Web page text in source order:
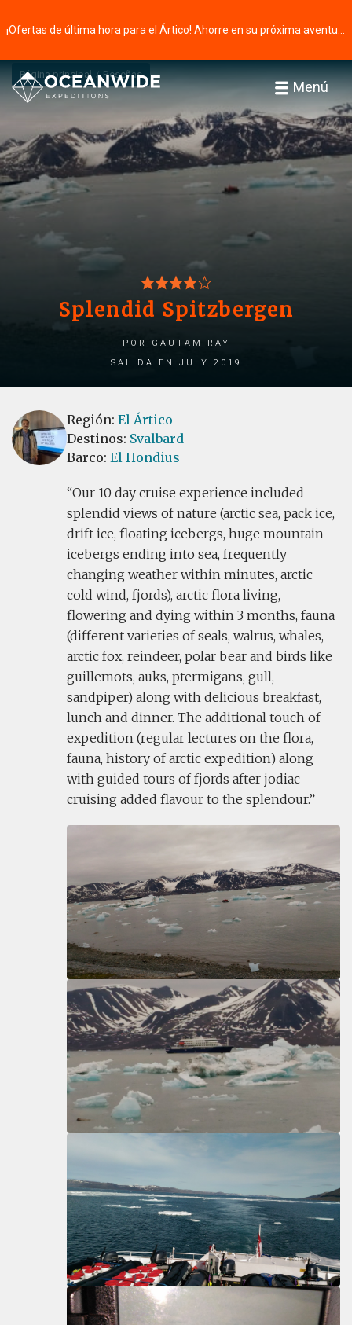
Menú
Página principal Reseñas
Splendid Spitzbergen
por Gautam Ray
Salida en July 2019
Región: El Ártico
Destinos: Svalbard
Barco: El Hondius
Our 10 day cruise experience included
splendid views of nature (arctic sea, pack ice,
drift ice, floating icebergs, huge mountain
icebergs ending into sea, frequently
changing weather within minutes, arctic
cold wind, fjords), arctic flora living,
flowering and dying within 3 months, fauna
(different varieties of seals, walrus, whales,
arctic fox, reindeer, polar bear and birds like
guillemots, auks, ptermigans, gull,
sandpiper) along with delicious breakfast,
lunch and dinner. The additional touch of
expedition (regular lectures on the flora,
fauna, history of arctic expedition) along
with guided tours of fjords after jodiac
cruising added flavour to the splendour.